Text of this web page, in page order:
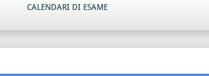
CALENDARI DI ESAME